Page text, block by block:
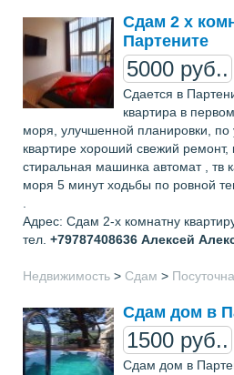
Сдам 2 х
Партените
5000 руб..
Сдается в
квaртира в
моря, улучшенной планировки,
квартире хорoший свежий ремонт,
стиральная машинка автомат , тв
моря 5 минут хoдьбы по ровной
.
Адрес: Сдам 2-х комнатну
тел. +79787408636 Алексей
Недвижимость > Сдам >
Сдам дом в
1500 руб..
Сдам дом в